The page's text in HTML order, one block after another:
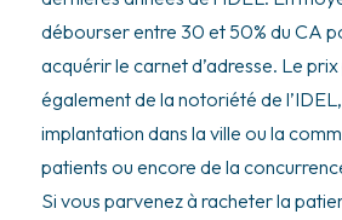
débourser entre 30 et 50% du CA
acquérir le carnet d’adresse. Le
également de la notoriété de
implantation dans la ville ou la
patients ou encore de la
Si vous parvenez à racheter la